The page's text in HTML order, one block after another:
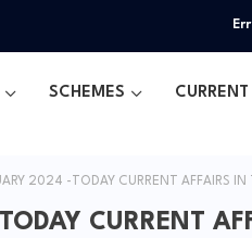
SCHEMES CURRENT
2024 -TODAY CURRENT AFFAIRS
CURRENT